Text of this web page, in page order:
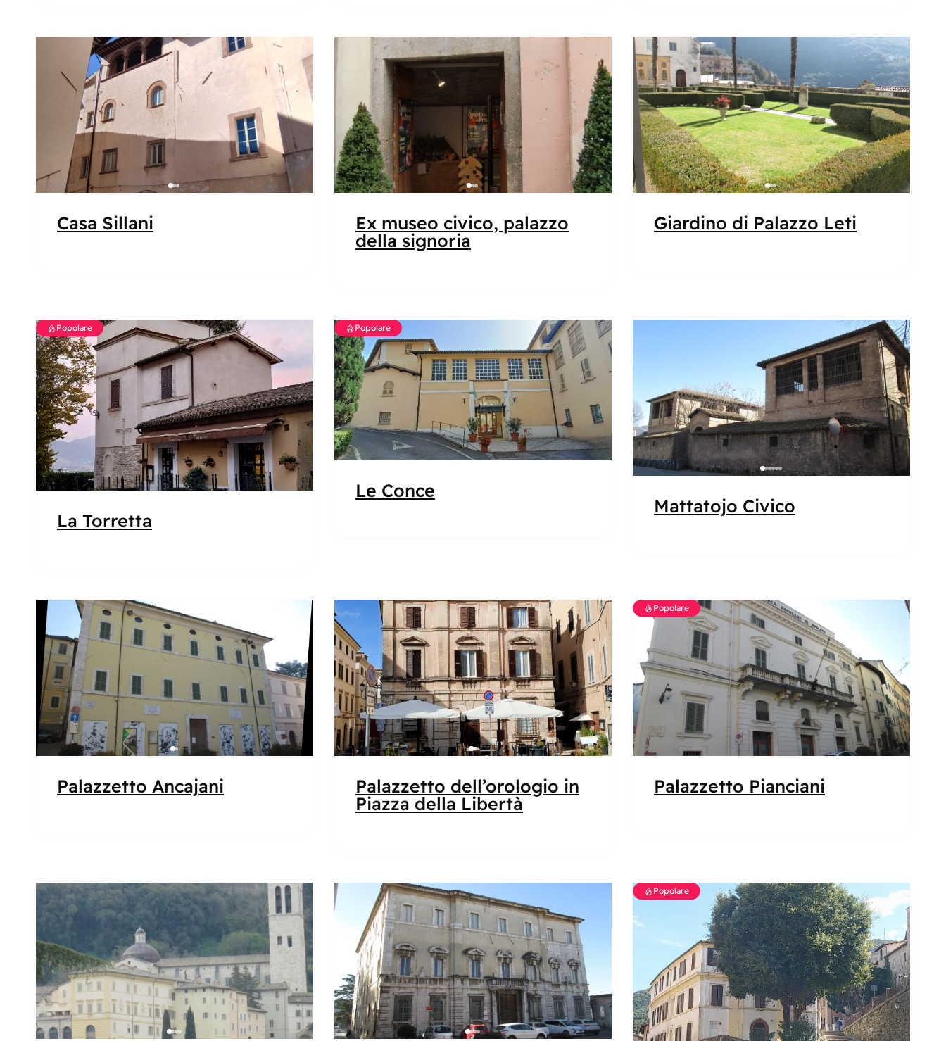
Popolare
Casa Sillani
Popolare
Ex museo civico, palazzo
della signoria
Popolare
Giardino di Palazzo Leti
Popolare
La Torretta
Popolare
Le Conce
Mattatojo Civico
Popolare
Palazzetto Ancajani
Popolare
Palazzetto dell’orologio in
Piazza della Libertà
Popolare
Palazzetto Pianciani
Popolare Popolare Popolare